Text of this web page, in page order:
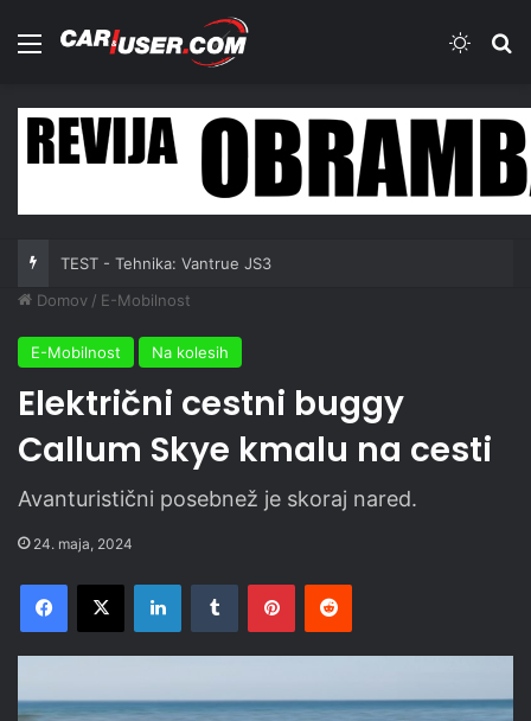
Meni
TEST - Tehnika: Vantrue JS3
Domov / E-Mobilnost
E-Mobilnost Na kolesih
Električni cestni buggy
Callum Skye kmalu na cesti
Avanturistični posebnež je skoraj nared.
24. maja, 2024
Facebook
X LinkedInTumblr PinterestReddit